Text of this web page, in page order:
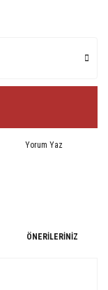
Yorum Yaz
ÖNERILERINIZ